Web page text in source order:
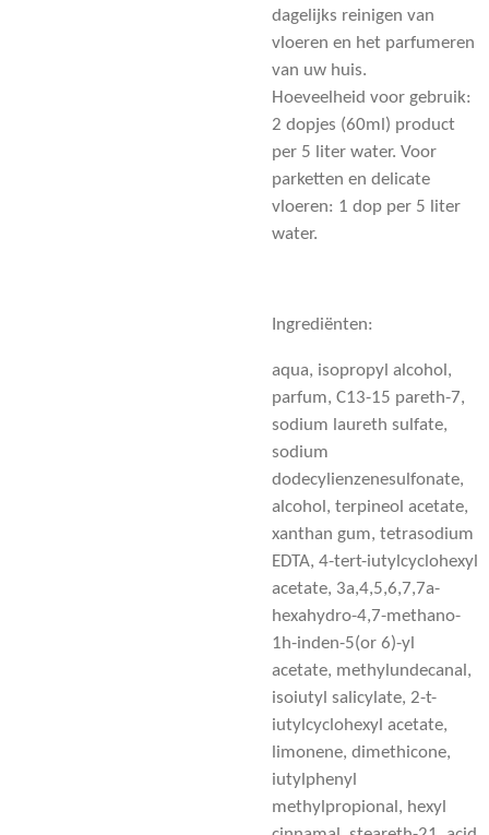
dagelijks reinigen van
vloeren en het parfumeren
van uw huis.
Hoeveelheid voor gebruik:
2 dopjes (60ml) product
per 5 liter water. Voor
parketten en delicate
vloeren: 1 dop per 5 liter
water.
Ingrediënten:
aqua, isopropyl alcohol,
parfum, C13-15 pareth-7,
sodium laureth sulfate,
sodium
dodecylienzenesulfonate,
alcohol, terpineol acetate,
xanthan gum, tetrasodium
EDTA, 4-tert-iutylcyclohexyl
acetate, 3a,4,5,6,7,7a-
hexahydro-4,7-methano-
1h-inden-5(or 6)-yl
acetate, methylundecanal,
isoiutyl salicylate, 2-t-
iutylcyclohexyl acetate,
limonene, dimethicone,
iutylphenyl
methylpropional, hexyl